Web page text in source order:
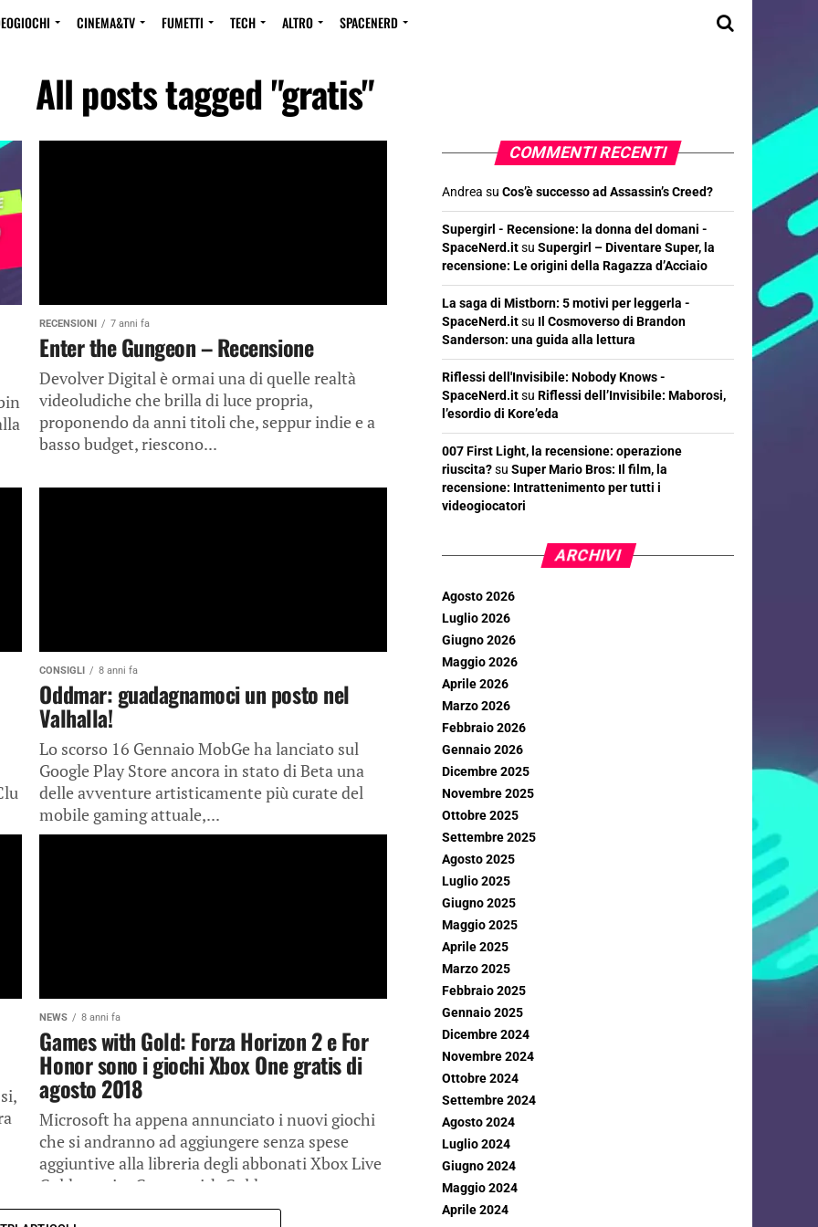
CINEMA&TV FUMETTI TECH ALTRO SPACENERD
All posts tagged "gratis"
RECENSIONI 7 anni fa
Enter the Gungeon – Recensione
Devolver Digital è ormai una di quelle realtà
videoludiche che brilla di luce propria,
proponendo da anni titoli che, seppur indie e a
basso budget, riescono...
CONSIGLI 8 anni fa
Oddmar: guadagnamoci un posto nel
Valhalla!
Lo scorso 16 Gennaio MobGe ha lanciato sul
Google Play Store ancora in stato di Beta una
delle avventure artisticamente più curate del
mobile gaming attuale,...
NEWS 8 anni fa
Games with Gold: Forza Horizon 2 e For
Honor sono i giochi Xbox One gratis di
agosto 2018
Microsoft ha appena annunciato i nuovi giochi
che si andranno ad aggiungere senza spese
aggiuntive alla libreria degli abbonati Xbox Live
Gold tramite Games with Gold....
COMMENTI RECENTI
Andrea su Cos’è successo ad Assassin’s Creed?
Supergirl - Recensione: la donna del domani -
SpaceNerd.itsu Supergirl – Diventare Super, la
recensione: Le origini della Ragazza d’Acciaio
La saga di Mistborn: 5 motivi per leggerla -
SpaceNerd.itsu Il Cosmoverso di Brandon
Sanderson: una guida alla lettura
Riflessi dell'Invisibile: Nobody Knows -
SpaceNerd.itsu Riflessi dell’Invisibile: Maborosi,
l’esordio di Kore’eda
007 First Light, la recensione: operazione
riuscita?su Super Mario Bros: Il film, la
recensione: Intrattenimento per tutti i
videogiocatori
ARCHIVI
Agosto 2026
Luglio 2026
Giugno 2026
Maggio 2026
Aprile 2026
Marzo 2026
Febbraio 2026
Gennaio 2026
Dicembre 2025
Novembre 2025
Ottobre 2025
Settembre 2025
Agosto 2025
Luglio 2025
Giugno 2025
Maggio 2025
Aprile 2025
Marzo 2025
Febbraio 2025
Gennaio 2025
Dicembre 2024
Novembre 2024
Ottobre 2024
Settembre 2024
Agosto 2024
Luglio 2024
Giugno 2024
Maggio 2024
Aprile 2024